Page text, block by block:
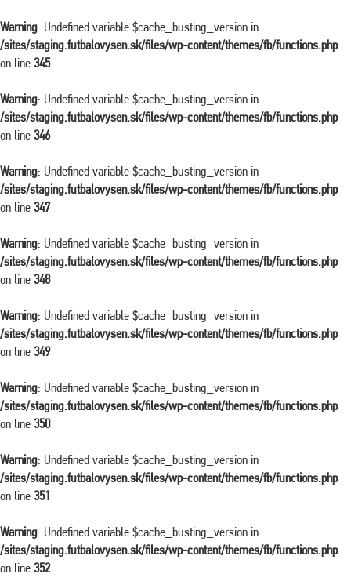
Warning: Undefined variable $cache_busting_version in
/sites/staging.futbalovysen.sk/files/wp-content/themes/fb/functions.php
on line 345
Warning: Undefined variable $cache_busting_version in
/sites/staging.futbalovysen.sk/files/wp-content/themes/fb/functions.php
on line 346
Warning: Undefined variable $cache_busting_version in
/sites/staging.futbalovysen.sk/files/wp-content/themes/fb/functions.php
on line 347
Warning: Undefined variable $cache_busting_version in
/sites/staging.futbalovysen.sk/files/wp-content/themes/fb/functions.php
on line 348
Warning: Undefined variable $cache_busting_version in
/sites/staging.futbalovysen.sk/files/wp-content/themes/fb/functions.php
on line 349
Warning: Undefined variable $cache_busting_version in
/sites/staging.futbalovysen.sk/files/wp-content/themes/fb/functions.php
on line 350
Warning: Undefined variable $cache_busting_version in
/sites/staging.futbalovysen.sk/files/wp-content/themes/fb/functions.php
on line 351
Warning: Undefined variable $cache_busting_version in
/sites/staging.futbalovysen.sk/files/wp-content/themes/fb/functions.php
on line 352